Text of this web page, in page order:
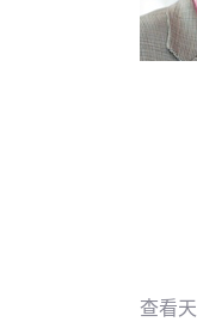
查看